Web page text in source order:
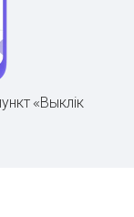
«Выклік